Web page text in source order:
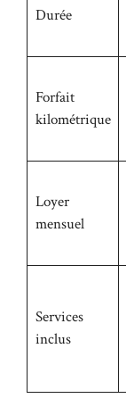
Durée
Forfait
kilométrique
Loyer
mensuel
Services
inclus